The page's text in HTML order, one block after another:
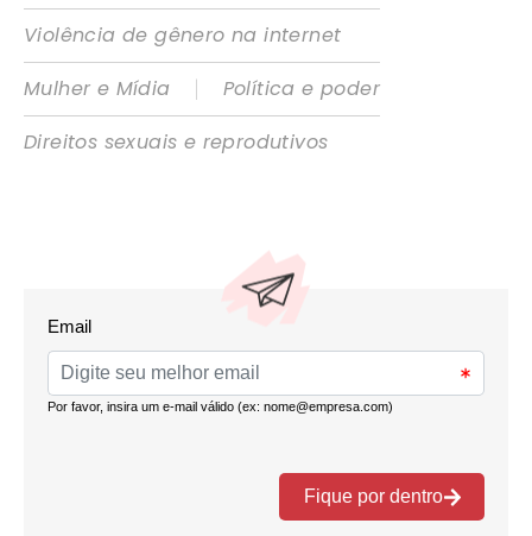
Violência de gênero na internet
Mulher e Mídia
|
Política e poder
Direitos sexuais e reprodutivos